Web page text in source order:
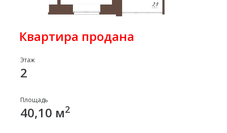
Квартира продана
Этаж
2
Площадь
40,10 м2